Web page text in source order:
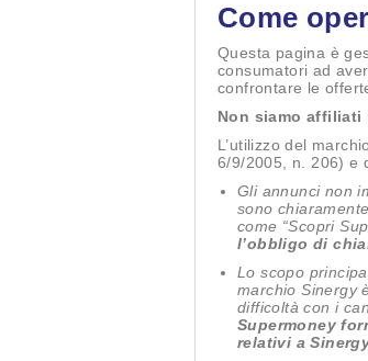
Come
Questa pagina è
consumatori ad
confrontare le
Non siamo affiliati
L’utilizzo del
6/9/2005, n. 206) e
Gli annunci non
sono
come “Scopri
l’obbligo di
Lo scopo
marchio Sinergy
difficoltà con i
Supermoney
relativi a